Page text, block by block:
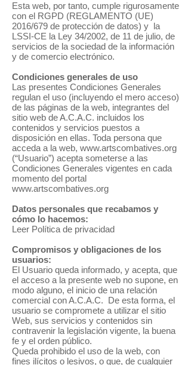
Esta web, por tanto, cumple rigurosamente
con el RGPD (REGLAMENTO (UE)
2016/679 de protección de datos) y la
LSSI-CE la Ley 34/2002, de 11 de julio, de
servicios de la sociedad de la información
y de comercio electrónico.
Condiciones generales de uso
Las presentes Condiciones Generales
regulan el uso (incluyendo el mero acceso)
de las páginas de la web, integrantes del
sitio web de A.C.A.C. incluidos los
contenidos y servicios puestos a
disposición en ellas. Toda persona que
acceda a la web, www.artscombatives.org
(“Usuario”) acepta someterse a las
Condiciones Generales vigentes en cada
momento del portal
www.artscombatives.org
Datos personales que recabamos y
cómo lo hacemos:
Leer Política de privacidad
Compromisos y obligaciones de los
usuarios:
El Usuario queda informado, y acepta, que
el acceso a la presente web no supone, en
modo alguno, el inicio de una relación
comercial con A.C.A.C. De esta forma, el
usuario se compromete a utilizar el sitio
Web, sus servicios y contenidos sin
contravenir la legislación vigente, la buena
fe y el orden público.
Queda prohibido el uso de la web, con
fines ilícitos o lesivos, o que, de cualquier